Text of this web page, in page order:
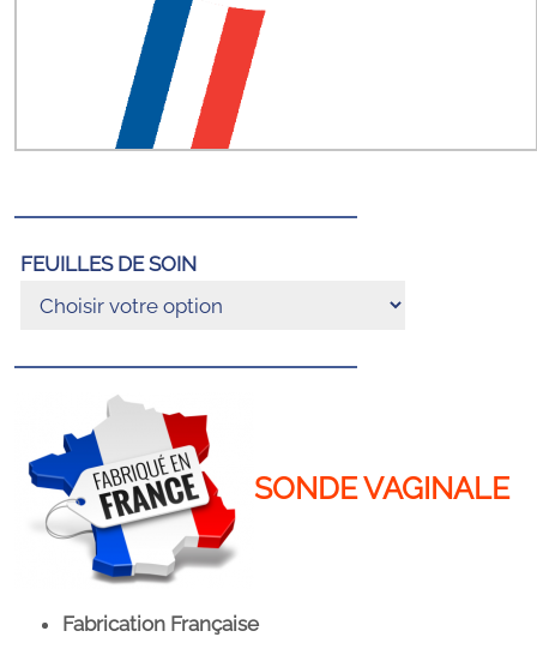
FEUILLES DE SOIN
SONDE VAGINALE
Fabrication Française